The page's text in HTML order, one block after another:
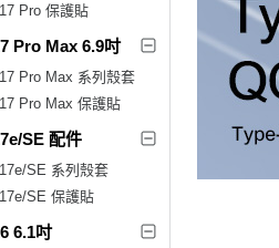
Pro 保護貼
Pro Max 6.9吋
Pro Max 系列殼套
Pro Max 保護貼
SE 配件
SE 系列殼套
SE 保護貼
6.1吋